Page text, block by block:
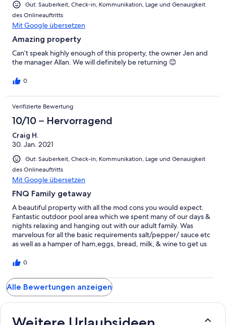
Gut: Sauberkeit, Check-in, Kommunikation, Lage und Genauigkeit
des Onlineauftritts
Mit Google übersetzen
Amazing property
Can’t speak highly enough of this property, the owner Jen and
the manager Allan. We will definitely be returning 😊
0
Verifizierte Bewertung
10/10 – Hervorragend
Craig H.
30. Jan. 2021
Gut: Sauberkeit, Check-in, Kommunikation, Lage und Genauigkeit
des Onlineauftritts
Mit Google übersetzen
FNQ Family getaway
A beautiful property with all the mod cons you would expect.
Fantastic outdoor pool area which we spent many of our days &
nights relaxing and hanging out with our adult family. Was
marvelous for all the basic requirements salt/pepper/ sauce etc
as well as a hamper of ham,eggs, bread, milk, & wine to get us
family resort there can be the usual kids carry on from the main
be even more relaxing . We are looking forward to our next stay
Cheers Craig
0
Alle Bewertungen anzeigen